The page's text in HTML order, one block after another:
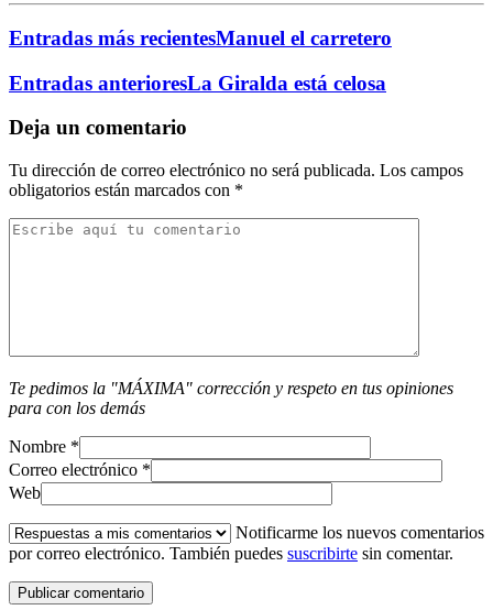
Entradas más recientesManuel el carretero
Entradas anterioresLa Giralda está celosa
Deja un comentario
Tu dirección de correo electrónico no será publicada. Los campos
obligatorios están marcados con *
Te pedimos la "MÁXIMA" corrección y respeto en tus opiniones
para con los demás
Nombre *
Correo electrónico *
Web
Notificarme los nuevos comentarios
por correo electrónico. También puedes suscribirte sin comentar.